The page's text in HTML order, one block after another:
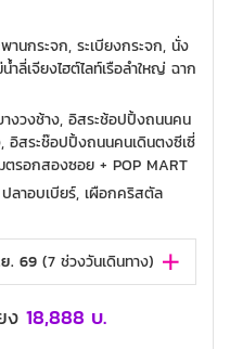
านกระจก, ระเบียงกระจก, นั่ง
ลี่เจียงไฮต์ไลท์เรือลำใหญ่ ฉาก
างวงช้าง, อิสระช้อปปิ้งถนนคน
อิสระช๊อปปิ้งถนนคนเดินตงซีเซี่
รอกสองซอย + POP MART
ลาอบเบียร์, เผือกคริสตัล
. 69 (7 ช่วงวันเดินทาง)
ง 18,888 บ.